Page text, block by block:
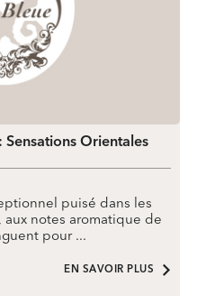
Orientales
puisé dans les
notes aromatique de
pour ...
EN SAVOIR PLUS